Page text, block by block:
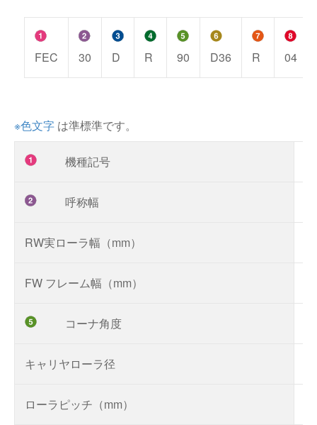
FEC 30 D R 90 D36 R 04
※色文字 は準標準です。
機種記号
呼称幅
RW実ローラ幅（mm）
FW フレーム幅（mm）
コーナ角度
キャリヤローラ径
ローラピッチ（mm）